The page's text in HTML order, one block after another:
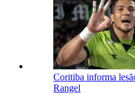
Coritiba informa
Rangel